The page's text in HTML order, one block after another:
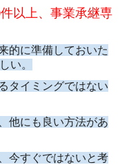
件以上、事業承継専
的に準備しておいた
い。
タイミングではない
他にも良い方法があ
今すぐではないと考